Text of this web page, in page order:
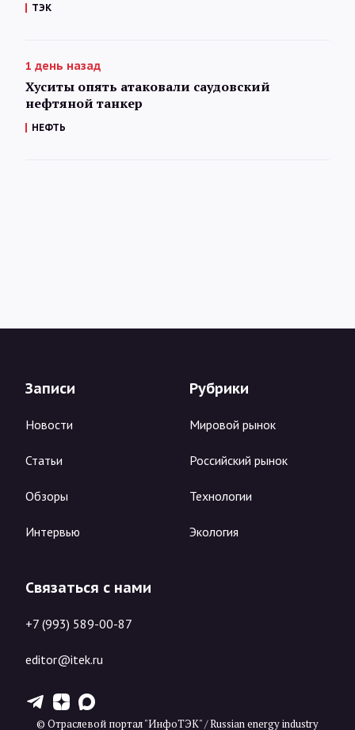
ТЭК
1 день назад
Хуситы опять атаковали саудовский
нефтяной танкер
НЕФТЬ
Записи
Новости
Статьи
Обзоры
Интервью
Рубрики
Мировой рынок
Российский рынок
Технологии
Экология
Связаться с нами
+7 (993) 589-00-87
editor@itek.ru
T Z X
© Отраслевой портал "ИнфоТЭК" / Russian energy industry